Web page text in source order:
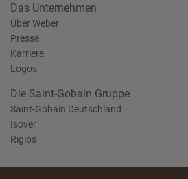
Das Unternehmen
Über Weber
Presse
Karriere
Logos
Die Saint-Gobain Gruppe
Saint-Gobain Deutschland
Isover
Rigips